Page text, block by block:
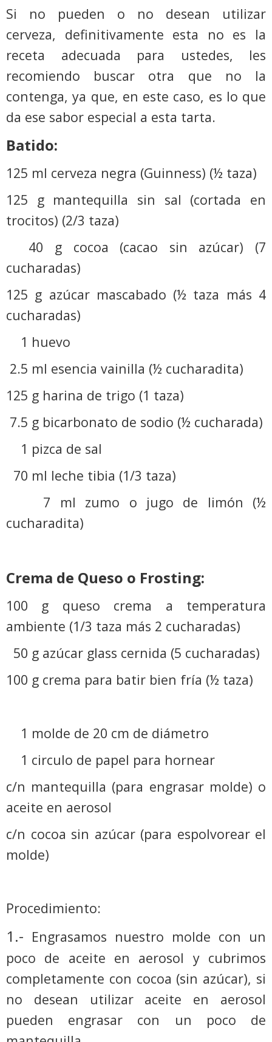
Si no pueden o no desean utilizar
cerveza, definitivamente esta no es la
receta adecuada para ustedes, les
recomiendo buscar otra que no la
contenga, ya que, en este caso, es lo que
da ese sabor especial a esta tarta.
Batido:
125 ml cerveza negra (Guinness) (½ taza)
125 g mantequilla sin sal (cortada en
trocitos) (2/3 taza)
40 g cocoa (cacao sin azúcar) (7
cucharadas)
125 g azúcar mascabado (½ taza más 4
cucharadas)
1 huevo
2.5 ml esencia vainilla (½ cucharadita)
125 g harina de trigo (1 taza)
7.5 g bicarbonato de sodio (½ cucharada)
1 pizca de sal
70 ml leche tibia (1/3 taza)
7 ml zumo o jugo de limón (½
cucharadita)
Crema de Queso o Frosting:
100 g queso crema a temperatura
ambiente (1/3 taza más 2 cucharadas)
50 g azúcar glass cernida (5 cucharadas)
100 g crema para batir bien fría (½ taza)
1 molde de 20 cm de diámetro
1 circulo de papel para hornear
c/n mantequilla (para engrasar molde) o
aceite en aerosol
c/n cocoa sin azúcar (para espolvorear el
molde)
Procedimiento:
1.- Engrasamos nuestro molde con un
poco de aceite en aerosol y cubrimos
completamente con cocoa (sin azúcar), si
no desean utilizar aceite en aerosol
pueden engrasar con un poco de